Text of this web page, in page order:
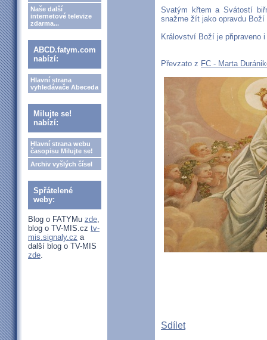
Naše další
internetové televize
zdarma...
ABCD.fatym.com
nabízí:
Hlavní strana
vyhledávače Abeceda
Milujte se!
nabízí:
Hlavní strana webu
časopisu Milujte se!
Archiv vyšlých čísel
Spřátelené
weby:
Blog o FATYMu zde,
blog o TV-MIS.cz tv-
mis.signaly.cz a
další blog o TV-MIS
zde.
Svatým křtem a Svátostí
snažme žít jako opravdu Boží
Království Boží je připraveno
Převzato z FC - Marta
Sdílet